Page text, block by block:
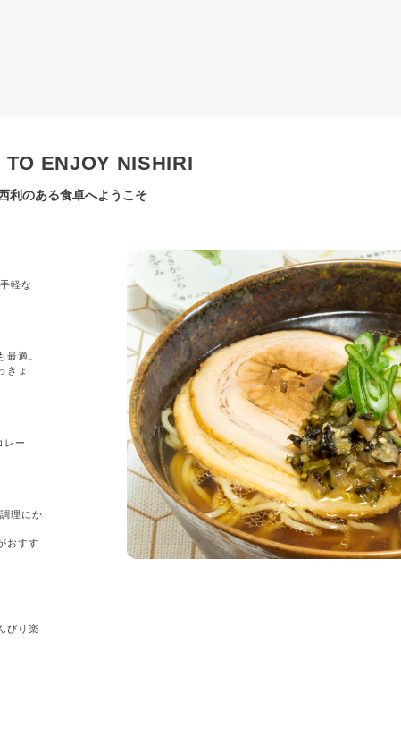
TO ENJOY NISHIRI
利のある食卓へようこそ
軽な
最適。
きょ
レー
理にか
おすす
びり楽